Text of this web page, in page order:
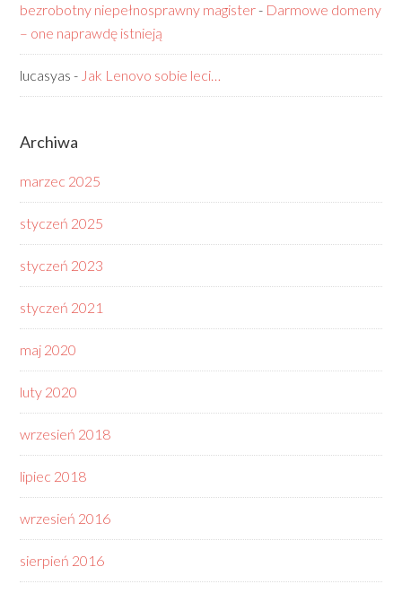
bezrobotny niepełnosprawny magister- Darmowe domeny
– one naprawdę istnieją
lucasyas - Jak Lenovo sobie leci…
Archiwa
marzec 2025
styczeń 2025
styczeń 2023
styczeń 2021
maj 2020
luty 2020
wrzesień 2018
lipiec 2018
wrzesień 2016
sierpień 2016